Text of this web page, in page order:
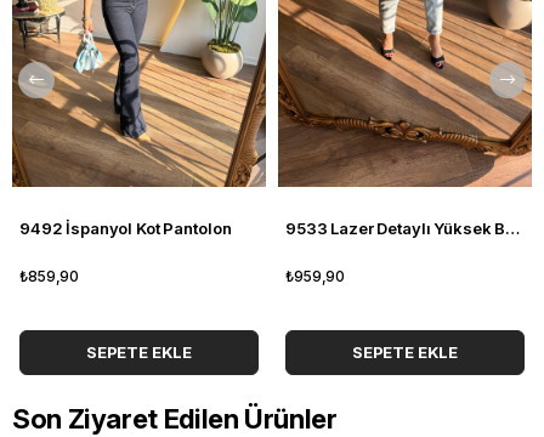
9492 İspanyol Kot Pantolon
₺859,90
SEPETE EKLE
9533 Lazer Detaylı Yüksek Bel Comfort Jean
₺959,90
SEPETE EKLE
Son Ziyaret Edilen Ürünler